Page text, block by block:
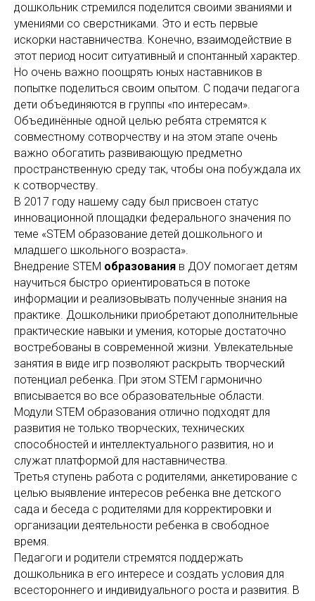
дошкольник стремился поделится своими званиями и
умениями со сверстниками. Это и есть первые
искорки наставничества. Конечно, взаимодействие в
этот период носит ситуативный и спонтанный характер.
Но очень важно поощрять юных наставников в
попытке поделиться своим опытом. С подачи педагога
дети объединяются в группы «по интересам».
Объединённые одной целью ребята стремятся к
совместному сотворчеству и на этом этапе очень
важно обогатить развивающую предметно
пространственную среду так, чтобы она побуждала их
к сотворчеству.
В 2017 году нашему саду был присвоен статус
инновационной площадки федерального значения по
теме «STEM образование детей дошкольного и
младшего школьного возраста».
Внедрение STEM образования в ДОУ помогает детям
научиться быстро ориентироваться в потоке
информации и реализовывать полученные знания на
практике. Дошкольники приобретают дополнительные
практические навыки и умения, которые достаточно
востребованы в современной жизни. Увлекательные
занятия в виде игр позволяют раскрыть творческий
потенциал ребенка. При этом STEM гармонично
вписывается во все образовательные области.
Модули STEM образования отлично подходят для
развития не только творческих, технических
способностей и интеллектуального развития, но и
служат платформой для наставничества.
Третья ступень работа с родителями, анкетирование с
целью выявление интересов ребенка вне детского
сада и беседа с родителями для корректировки и
организации деятельности ребенка в свободное
время.
Педагоги и родители стремятся поддержать
дошкольника в его интересе и создать условия для
всестороннего и индивидуального роста и развития. В